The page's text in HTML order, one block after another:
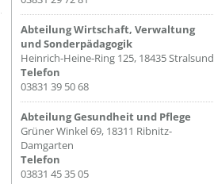
Abteilung Wirtschaft, Verwaltung
und Sonderpädagogik
Heinrich-Heine-Ring 125, 18435 Stralsund
Telefon
03831 39 50 68
Abteilung Gesundheit und Pflege
Grüner Winkel 69, 18311 Ribnitz-
Damgarten
Telefon
03831 45 35 05